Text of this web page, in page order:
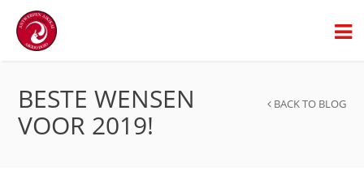
BESTE WENSEN
VOOR 2019!
BACK TO BLOG